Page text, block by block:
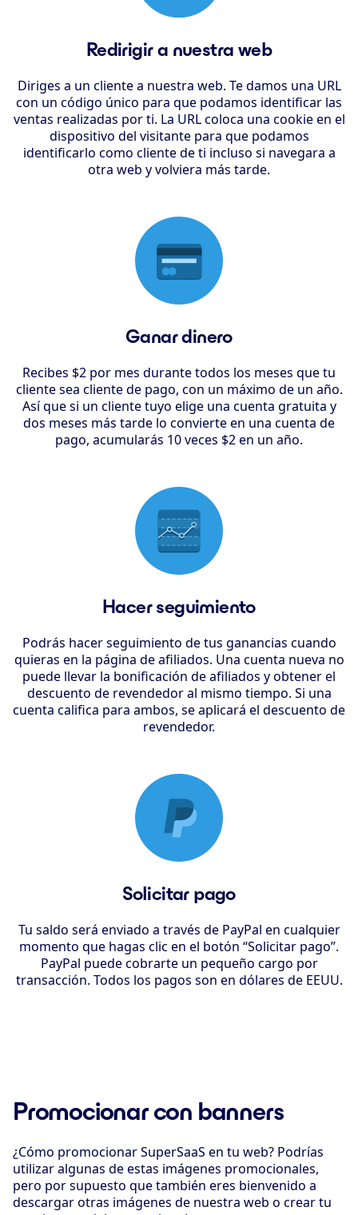
Redirigir a nuestra web
Diriges a un cliente a nuestra web. Te damos una URL
con un código único para que podamos identificar las
ventas realizadas por ti. La URL coloca una cookie en el
dispositivo del visitante para que podamos
identificarlo como cliente de ti incluso si navegara a
otra web y volviera más tarde.
Ganar dinero
Recibes $2 por mes durante todos los meses que tu
cliente sea cliente de pago, con un máximo de un año.
Así que si un cliente tuyo elige una cuenta gratuita y
dos meses más tarde lo convierte en una cuenta de
pago, acumularás 10 veces $2 en un año.
Hacer seguimiento
Podrás hacer seguimiento de tus ganancias cuando
quieras en la página de afiliados. Una cuenta nueva no
puede llevar la bonificación de afiliados y obtener el
descuento de revendedor al mismo tiempo. Si una
cuenta califica para ambos, se aplicará el descuento de
revendedor.
Solicitar pago
Tu saldo será enviado a través de PayPal en cualquier
momento que hagas clic en el botón “Solicitar pago”.
PayPal puede cobrarte un pequeño cargo por
transacción. Todos los pagos son en dólares de EEUU.
Promocionar con banners
¿Cómo promocionar SuperSaaS en tu web? Podrías
utilizar algunas de estas imágenes promocionales,
pero por supuesto que también eres bienvenido a
descargar otras imágenes de nuestra web o crear tu